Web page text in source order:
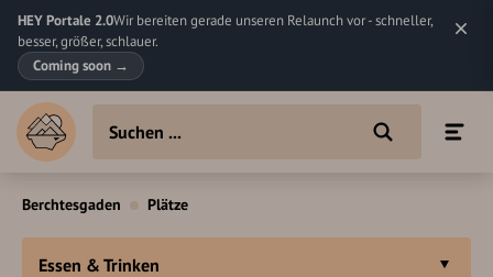
HEY Portale 2.0Wir bereiten gerade unseren Relaunch vor - schneller,
besser, größer, schlauer.
Coming soon →
Berchtesgaden Plätze
Essen & Trinken